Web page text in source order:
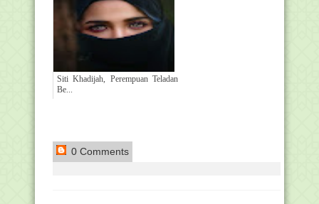
Siti Khadijah, Perempuan Teladan
Be...
0 Comments